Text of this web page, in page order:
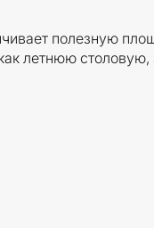
полезную
летнюю